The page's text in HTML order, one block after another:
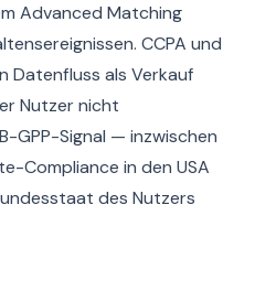
Advanced Matching
CCPA und
Datenfluss als Verkauf
Nutzer nicht
GPP-Signal — inzwischen
Compliance in den USA
des Nutzers